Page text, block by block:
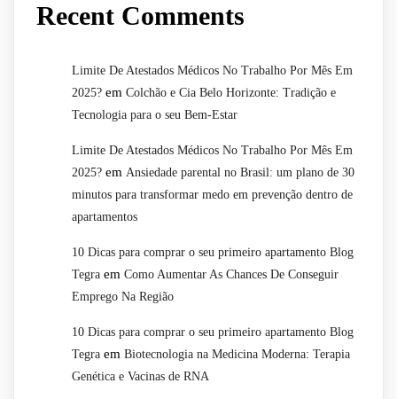
Recent Comments
Limite De Atestados Médicos No Trabalho Por Mês Em
2025? em Colchão e Cia Belo Horizonte: Tradição e
Tecnologia para o seu Bem-Estar
Limite De Atestados Médicos No Trabalho Por Mês Em
2025? em Ansiedade parental no Brasil: um plano de 30
minutos para transformar medo em prevenção dentro de
apartamentos
10 Dicas para comprar o seu primeiro apartamento Blog
Tegra em Como Aumentar As Chances De Conseguir
Emprego Na Região
10 Dicas para comprar o seu primeiro apartamento Blog
Tegra em Biotecnologia na Medicina Moderna: Terapia
Genética e Vacinas de RNA